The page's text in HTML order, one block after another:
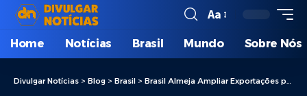
Aa
Home Notícias Brasil Mundo Sobre Nós
Divulgar Notícias > Blog > Brasil > Brasil Almeja Ampliar Exportações para a China em Viagem de Lula: Uma Oportunidade Crucial para o Agro Brasileiro